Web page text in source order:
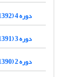
دوره 4 (1392)
دوره 3 (1391)
دوره 2 (1390)